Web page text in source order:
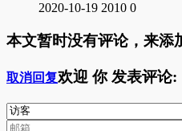
2020-10-19 2010 0
本文暂时没有评论，来
取消回复欢迎 你发表评论: